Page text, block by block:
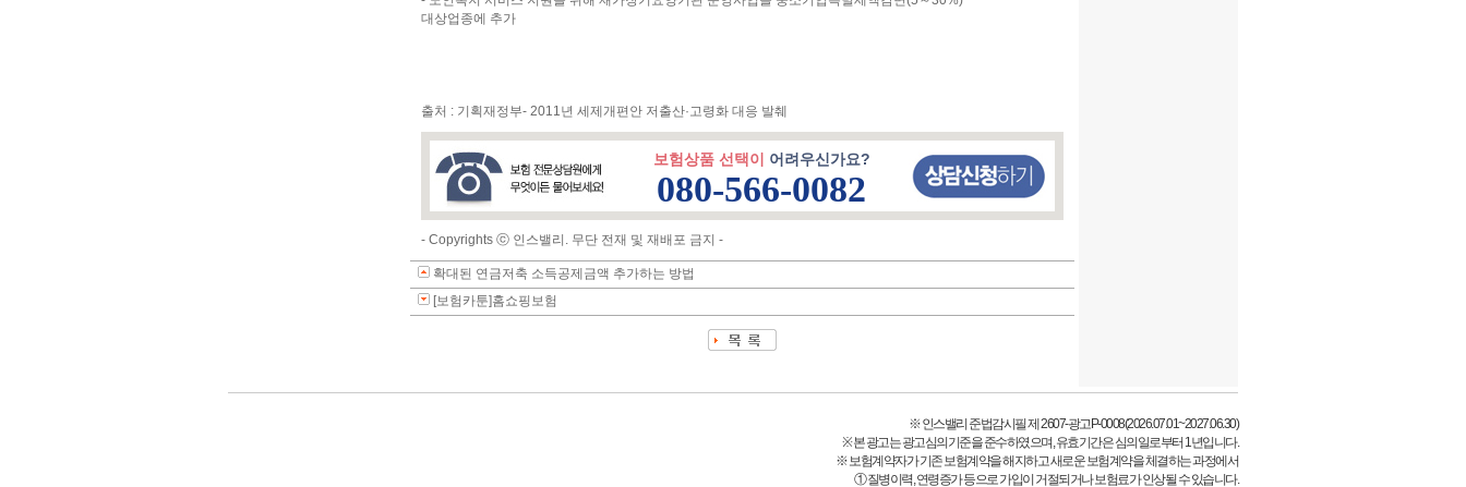
대상업종에 추가
출처 : 기획재정부- 2011년 세제개편안 저출산·고령화 대응 발췌
보험상품 선택이 어려우신가요?
080-566-0082
- Copyrights ⓒ 인스밸리. 무단 전재 및 재배포 금지 -
확대된 연금저축 소득공제금액 추가하는 방법
[보험카툰]홈쇼핑보험
※ 인스밸리 준법감시필 제 2607-광고P-0008(2026.07.01~2027.06.30)
※ 본 광고는 광고심의기준을 준수하였으며, 유효기간은 심의일로부터 1년입니다.
※ 보험계약자가 기존 보험계약을 해지하고 새로운 보험계약을 체결하는 과정에서
① 질병이력, 연령증가 등으로 가입이 거절되거나 보험료가 인상될 수 있습니다.